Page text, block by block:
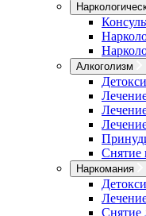
Алкоголизм
Снятие
Наркомания
Снятие